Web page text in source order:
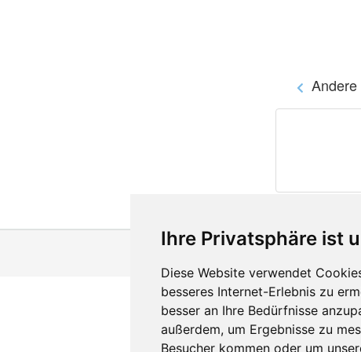
Ihre Privatsphäre ist
Diese Website verwendet
besseres Internet-Erlebnis zu
besser an Ihre Bedürfnisse
außerdem, um Ergebnisse zu
Besucher kommen oder um
Kontakt
Feedback
Fehler melden